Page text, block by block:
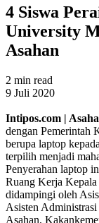
4 Siswa
University
Asahan
2 min read
9 Juli 2020
Intipos.com |
dengan Pemerintah
berupa laptop
terpilih menjadi
Penyerahan laptop
Ruang Kerja
didampingi oleh
Asisten
Asahan,